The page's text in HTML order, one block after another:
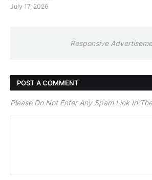
July 17, 2026
Responsive
POST A COMMENT
Please Do Not Enter Any Spam Link In